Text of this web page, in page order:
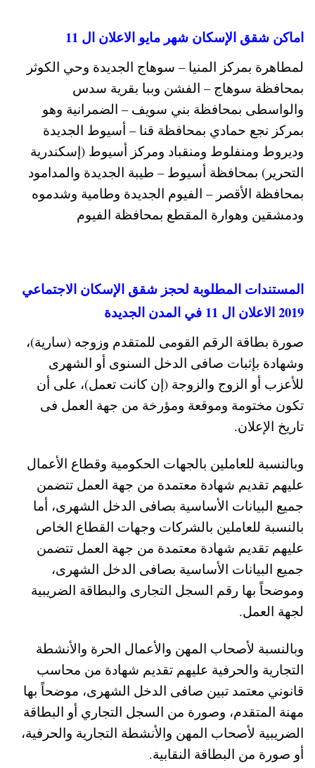
اماكن شقق الإسكان شهر مايو الاعلان ال 11
لمطاهرة بمركز المنيا – سوهاج الجديدة وحي الكوثر
بمحافظة سوهاج – الفشن وببا بقرية سدس
والواسطى بمحافظة بني سويف – الضمرانية وهو
بمركز نجع حمادي بمحافظة قنا – أسيوط الجديدة
وديروط ومنفلوط ومنقباد ومركز أسيوط (إسكندرية
التحرير) بمحافظة أسيوط – طيبة الجديدة والمدامود
بمحافظة الأقصر – الفيوم الجديدة وطامية وشدموه
ودمشقين وهوارة المقطع بمحافظة الفيوم
المستندات المطلوبة لحجز شقق الإسكان الاجتماعي
2019 الاعلان ال 11 في المدن الجديدة
صورة بطاقة الرقم القومى للمتقدم وزوجه (سارية)،
وشهادة بإثبات صافى الدخل السنوى أو الشهرى
للأعزب أو الزوج والزوجة (إن كانت تعمل)، على أن
تكون مختومة وموقعة ومؤرخة من جهة العمل فى
تاريخ الإعلان.
وبالنسبة للعاملين بالجهات الحكومية وقطاع الأعمال
عليهم تقديم شهادة معتمدة من جهة العمل تتضمن
جميع البيانات الأساسية بصافى الدخل الشهرى، أما
بالنسبة للعاملين بالشركات وجهات القطاع الخاص
عليهم تقديم شهادة معتمدة من جهة العمل تتضمن
جميع البيانات الأساسية بصافى الدخل الشهرى،
وموضحاً بها رقم السجل التجارى والبطاقة الضريبية
لجهة العمل.
وبالنسبة لأصحاب المهن والأعمال الحرة والأنشطة
التجارية والحرفية عليهم تقديم شهادة من محاسب
قانوني معتمد تبين صافى الدخل الشهرى، موضحاً بها
مهنة المتقدم، وصورة من السجل التجاري أو البطاقة
الضريبية لأصحاب المهن والأنشطة التجارية والحرفية،
أو صورة من البطاقة النقابية.